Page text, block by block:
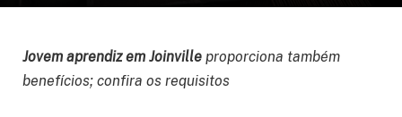
Jovem aprendiz em Joinville proporciona também
benefícios; confira os requisitos